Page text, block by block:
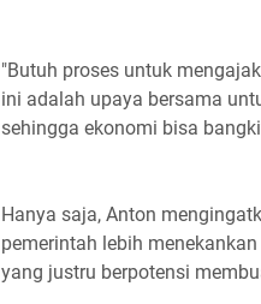
"Butuh proses untuk
ini adalah upaya bersama
sehingga ekonomi bisa
Hanya saja, Anton
pemerintah lebih
yang justru berpotensi